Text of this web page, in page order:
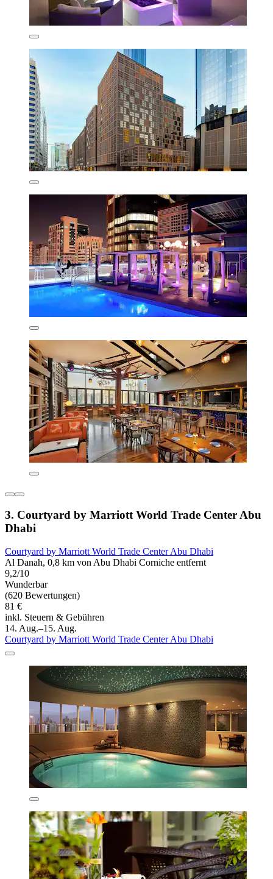
3. Courtyard by Marriott World Trade Center Abu
Dhabi
Courtyard by Marriott World Trade Center Abu Dhabi
Al Danah, 0,8 km von Abu Dhabi Corniche entfernt
9,2/10
Wunderbar
(620 Bewertungen)
81 €
inkl. Steuern & Gebühren
14. Aug.–15. Aug.
Courtyard by Marriott World Trade Center Abu Dhabi